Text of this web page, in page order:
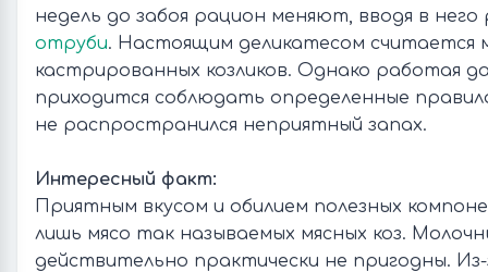
недель до забоя рацион меняют, вводя в
отруби. Настоящим деликатесом считается
кастрированных козликов. Однако работая
приходится соблюдать определенные
не распространился неприятный запах.
Интересный факт:
Приятным вкусом и обилием полезных
лишь мясо так называемых мясных коз.
действительно практически не пригодны.